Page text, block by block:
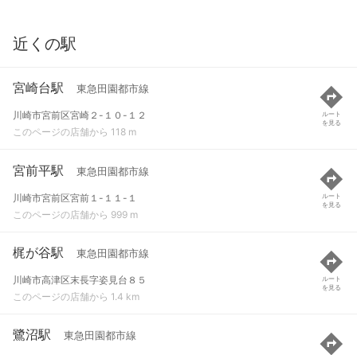
近くの駅
宮崎台駅 東急田園都市線
川崎市宮前区宮崎２-１０-１２
このページの店舗から 118 m
ルート
を見る
宮前平駅 東急田園都市線
川崎市宮前区宮前１-１１-１
このページの店舗から 999 m
ルート
を見る
梶が谷駅 東急田園都市線
川崎市高津区末長字姿見台８５
このページの店舗から 1.4 km
ルート
を見る
鷺沼駅 東急田園都市線